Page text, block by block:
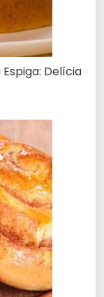
Delícia